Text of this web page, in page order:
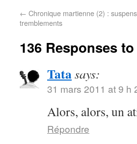
← Chronique martienne (2) :
tremblements
136 Responses to
Tatasays:
31 mars 2011 at 9 h
Alors, alors, un
Répondre